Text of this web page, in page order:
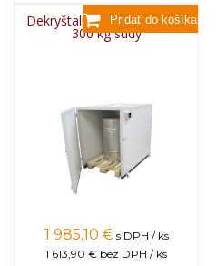
Dekryštalizačná komora na
300 kg sudy
1 985,10 € s DPH / ks
1 613,90 € bez DPH / ks